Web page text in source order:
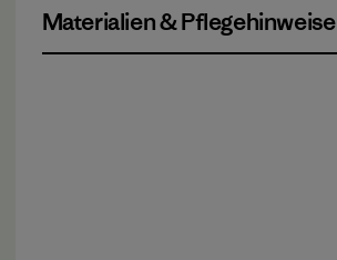
Materialien & Pflegehinweise